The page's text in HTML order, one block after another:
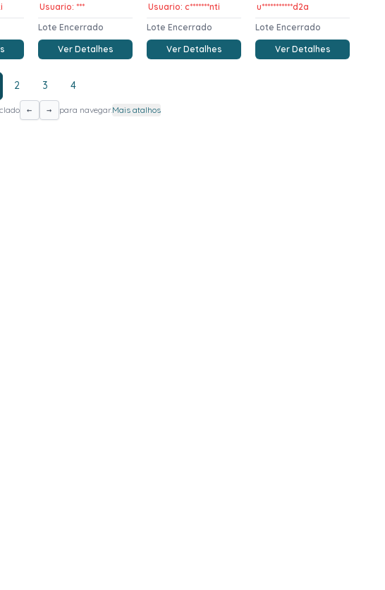
Usuario: ***
Lote Encerrado
Ver Detalhes
Usuario: c*******nti
Lote Encerrado
Ver Detalhes
u***********d2a
Lote Encerrado
Ver Detalhes
2 3 4
← → para navegar.Mais atalhos